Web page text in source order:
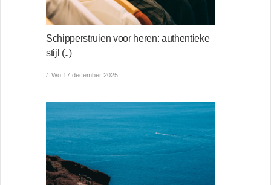
Schipperstruien voor heren: authentieke
stijl (..)
Wo 17 december 2025